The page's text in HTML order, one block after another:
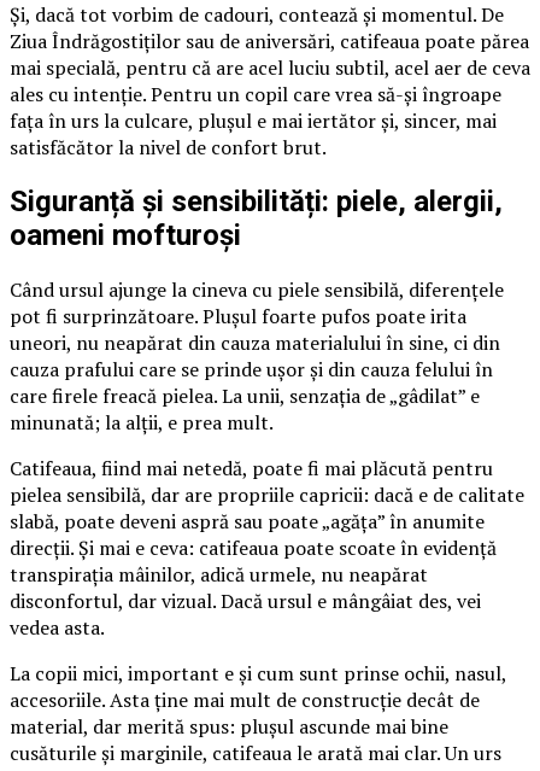
Și, dacă tot vorbim de cadouri, contează și momentul. De
Ziua Îndrăgostiților sau de aniversări, catifeaua poate părea
mai specială, pentru că are acel luciu subtil, acel aer de ceva
ales cu intenție. Pentru un copil care vrea să-și îngroape
fața în urs la culcare, plușul e mai iertător și, sincer, mai
satisfăcător la nivel de confort brut.
Siguranță și sensibilități: piele, alergii,
oameni mofturoși
Când ursul ajunge la cineva cu piele sensibilă, diferențele
pot fi surprinzătoare. Plușul foarte pufos poate irita
uneori, nu neapărat din cauza materialului în sine, ci din
cauza prafului care se prinde ușor și din cauza felului în
care firele freacă pielea. La unii, senzația de „gâdilat” e
minunată; la alții, e prea mult.
Catifeaua, fiind mai netedă, poate fi mai plăcută pentru
pielea sensibilă, dar are propriile capricii: dacă e de calitate
slabă, poate deveni aspră sau poate „agăța” în anumite
direcții. Și mai e ceva: catifeaua poate scoate în evidență
transpirația mâinilor, adică urmele, nu neapărat
disconfortul, dar vizual. Dacă ursul e mângâiat des, vei
vedea asta.
La copii mici, important e și cum sunt prinse ochii, nasul,
accesoriile. Asta ține mai mult de construcție decât de
material, dar merită spus: plușul ascunde mai bine
cusăturile și marginile, catifeaua le arată mai clar. Un urs